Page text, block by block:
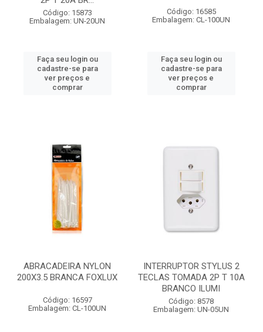
Código: 15873
Embalagem: UN-20UN
Faça seu login ou
cadastre-se para
ver preços e
comprar
Código: 16585
Embalagem: CL-100UN
Faça seu login ou
cadastre-se para
ver preços e
comprar
ABRACADEIRA NYLON
200X3.5 BRANCA FOXLUX
Código: 16597
Embalagem: CL-100UN
INTERRUPTOR STYLUS 2
TECLAS TOMADA 2P T 10A
BRANCO ILUMI
Código: 8578
Embalagem: UN-05UN